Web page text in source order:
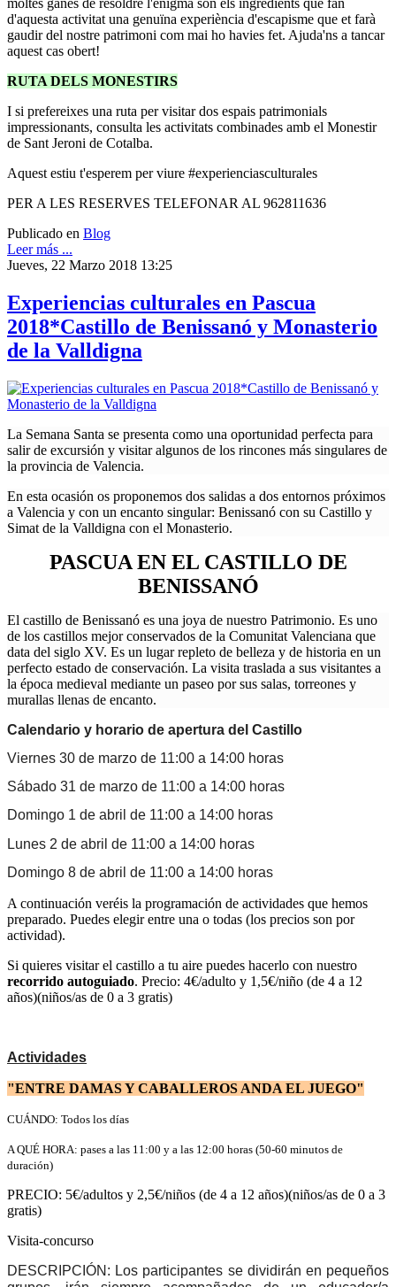
d'aquesta activitat una genuïna experiència d'escapisme que et farà
gaudir del nostre patrimoni com mai ho havies fet. Ajuda'ns a tancar
aquest cas obert!
RUTA DELS MONESTIRS
I si prefereixes una ruta per visitar dos espais patrimonials
impressionants, consulta les activitats combinades amb el Monestir
de Sant Jeroni de Cotalba.
Aquest estiu t'esperem per viure #experienciasculturales
PER A LES RESERVES TELEFONAR AL 962811636
Publicado en Blog
Leer más ...
Jueves, 22 Marzo 2018 13:25
Experiencias culturales en Pascua
2018*Castillo de Benissanó y Monasterio
de la Valldigna
La Semana Santa se presenta como una oportunidad perfecta para
salir de excursión y visitar algunos de los rincones más singulares de
la provincia de Valencia.
En esta ocasión os proponemos dos salidas a dos entornos próximos
a Valencia y con un encanto singular: Benissanó con su Castillo y
Simat de la Valldigna con el Monasterio.
PASCUA EN EL CASTILLO DE
BENISSANÓ
El castillo de Benissanó es una joya de nuestro Patrimonio. Es uno
de los castillos mejor conservados de la Comunitat Valenciana que
data del siglo XV. Es un lugar repleto de belleza y de historia en un
perfecto estado de conservación. La visita traslada a sus visitantes a
la época medieval mediante un paseo por sus salas, torreones y
murallas llenas de encanto.
Calendario y horario de apertura del Castillo
Viernes 30 de marzo de 11:00 a 14:00 horas
Sábado 31 de marzo de 11:00 a 14:00 horas
Domingo 1 de abril de 11:00 a 14:00 horas
Lunes 2 de abril de 11:00 a 14:00 horas
Domingo 8 de abril de 11:00 a 14:00 horas
A continuación veréis la programación de actividades que hemos
preparado. Puedes elegir entre una o todas (los precios son por
actividad).
Si quieres visitar el castillo a tu aire puedes hacerlo con nuestro
recorrido autoguiado. Precio: 4€/adulto y 1,5€/niño (de 4 a 12
años)(niños/as de 0 a 3 gratis)
Actividades
"ENTRE DAMAS Y CABALLEROS ANDA EL JUEGO"
CUÁNDO: Todos los días
A QUÉ HORA: pases a las 11:00 y a las 12:00 horas (50-60 minutos de
duración)
PRECIO: 5€/adultos y 2,5€/niños (de 4 a 12 años)(niños/as de 0 a 3
gratis)
Visita-concurso
DESCRIPCIÓN: Los participantes se dividirán en pequeños